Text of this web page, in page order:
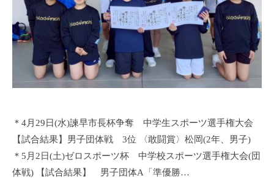
＊4月29日(水)諫早市長杯争奪 中学生スポーツ選手権大会
【試合結果】男子団体戦 3位 〈敢闘賞〉松岡(2年、男子)
＊5月2日(土)ゼロスポーツ杯 中学校スポーツ選手権大会(団
体戦) 【試合結果】 男子団体A「準優勝…